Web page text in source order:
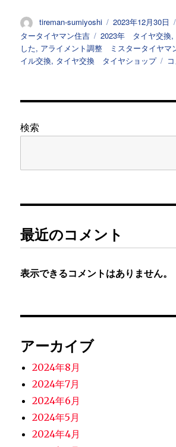
投
稿
者
tireman-sumiyoshi
投
稿
日:
2023年12月30日
タータイヤマン住吉
タ
グ
2023年 タイヤ交換,
した, アライメント調整 ミスタータイヤマ
イル交換, タイヤ交換 タイヤショップ
あ
ざ
し
検索
最近のコメント
表示できるコメントはありません。
アーカイブ
2024年8月
2024年7月
2024年6月
2024年5月
2024年4月